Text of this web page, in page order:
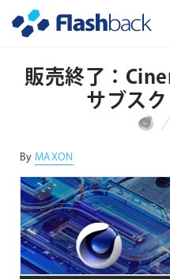
販売終了：
サブス
対応プラットフォーム
By MAXON